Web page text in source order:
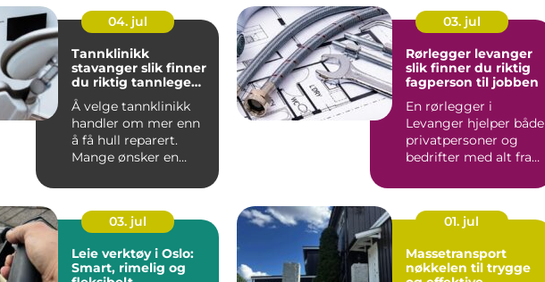
04. jul
Tannklinikk
stavanger slik finner
du riktig tannlege
for dine behov
Å velge tannklinikk
handler om mer enn
å få hull reparert.
Mange ønsker en
oversik...
03. jul
Rørlegger levanger
slik finner du riktig
fagperson til jobben
En rørlegger i
Levanger hjelper både
privatpersoner og
bedrifter med alt fra
store...
03. jul
Leie verktøy i Oslo:
Smart, rimelig og
01. jul
Massetransport
nøkkelen til trygge